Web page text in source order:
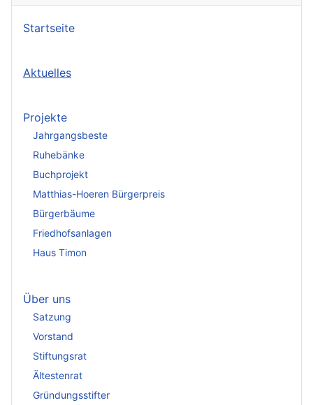
Startseite
Aktuelles
Projekte
Jahrgangsbeste
Ruhebänke
Buchprojekt
Matthias-Hoeren Bürgerpreis
Bürgerbäume
Friedhofsanlagen
Haus Timon
Über uns
Satzung
Vorstand
Stiftungsrat
Ältestenrat
Gründungsstifter